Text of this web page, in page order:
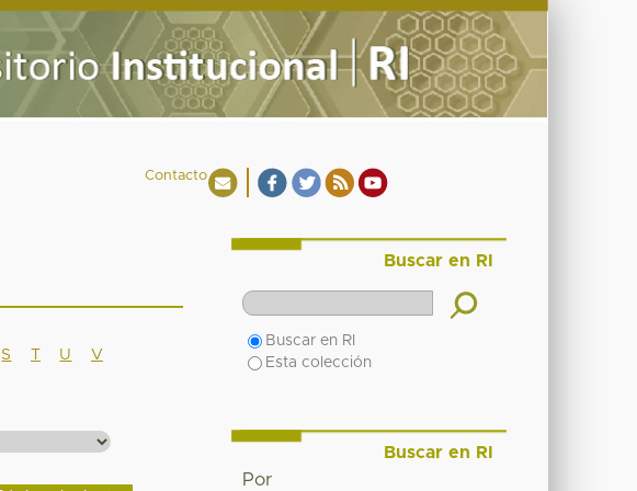
Contacto
S T U
V
Buscar en RI
Buscar en RI
Esta colección
Buscar en RI
Por